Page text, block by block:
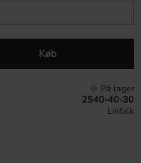
Køb
På lager
2540-40-30
Linfalk